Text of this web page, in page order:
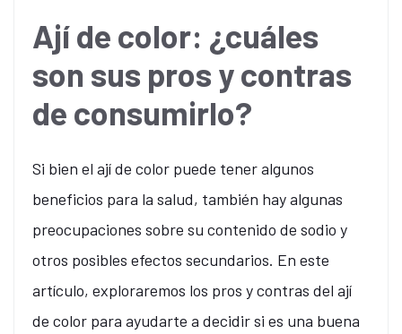
Ají de color: ¿cuáles
son sus pros y contras
de consumirlo?
Si bien el ají de color puede tener algunos
beneficios para la salud, también hay algunas
preocupaciones sobre su contenido de sodio y
otros posibles efectos secundarios. En este
artículo, exploraremos los pros y contras del ají
de color para ayudarte a decidir si es una buena